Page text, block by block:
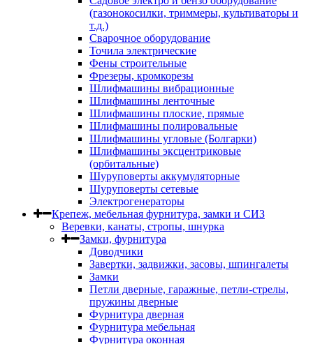
(газонокосилки, триммеры, культиваторы и
т.д.)
Сварочное оборудование
Точила электрические
Фены строительные
Фрезеры, кромкорезы
Шлифмашины вибрационные
Шлифмашины ленточные
Шлифмашины плоские, прямые
Шлифмашины полировальные
Шлифмашины угловые (Болгарки)
Шлифмашины эксцентриковые
(орбитальные)
Шуруповерты аккумуляторные
Шуруповерты сетевые
Электрогенераторы
Крепеж, мебельная фурнитура, замки и СИЗ
Веревки, канаты, стропы, шнурка
Замки, фурнитура
Доводчики
Завертки, задвижки, засовы, шпингалеты
Замки
Петли дверные, гаражные, петли-стрелы,
пружины дверные
Фурнитура дверная
Фурнитура мебельная
Фурнитура оконная